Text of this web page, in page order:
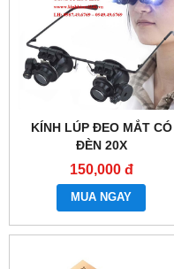
KÍNH LÚP ĐEO MẮT CÓ
ĐÈN 20X
150,000 đ
MUA NGAY